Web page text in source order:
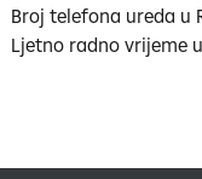
Broj telefona ureda u
Ljetno radno vrijeme